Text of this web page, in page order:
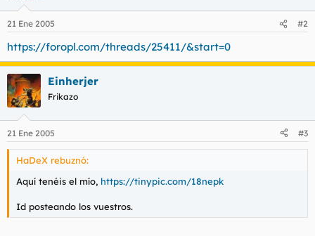
21 Ene 2005 #2
https://foropl.com/threads/25411/&start=0
Einherjer
Frikazo
21 Ene 2005 #3
HaDeX rebuznó:
Aquí tenéis el mío, https://tinypic.com/18nepk
Id posteando los vuestros.